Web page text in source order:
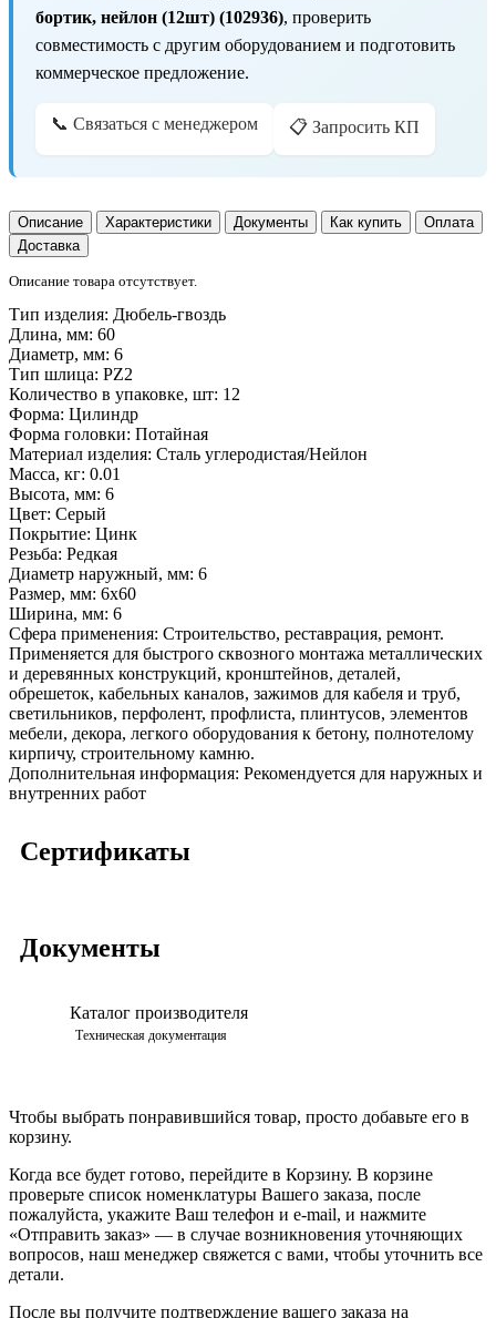
бортик, нейлон (12шт) (102936), проверить
совместимость с другим оборудованием и подготовить
коммерческое предложение.
📞 Связаться с менеджером 📋 Запросить КП
Описание Характеристики Документы Как купить
Оплата
Доставка
Описание товара отсутствует.
Тип изделия: Дюбель-гвоздь
Длина, мм: 60
Диаметр, мм: 6
Тип шлица: PZ2
Количество в упаковке, шт: 12
Форма: Цилиндр
Форма головки: Потайная
Материал изделия: Сталь углеродистая/Нейлон
Масса, кг: 0.01
Высота, мм: 6
Цвет: Серый
Покрытие: Цинк
Резьба: Редкая
Диаметр наружный, мм: 6
Размер, мм: 6x60
Ширина, мм: 6
Сфера применения: Строительство, реставрация, ремонт.
Применяется для быстрого сквозного монтажа металлических
и деревянных конструкций, кронштейнов, деталей,
обрешеток, кабельных каналов, зажимов для кабеля и труб,
светильников, перфолент, профлиста, плинтусов, элементов
мебели, декора, легкого оборудования к бетону, полнотелому
кирпичу, строительному камню.
Дополнительная информация: Рекомендуется для наружных и
внутренних работ
Сертификаты
Документы
Каталог производителя
Техническая документация
Чтобы выбрать понравившийся товар, просто добавьте его в
корзину.
Когда все будет готово, перейдите в Корзину. В корзине
проверьте список номенклатуры Вашего заказа, после
пожалуйста, укажите Ваш телефон и e-mail, и нажмите
«Отправить заказ» — в случае возникновения уточняющих
вопросов, наш менеджер свяжется с вами, чтобы уточнить все
детали.
После вы получите подтверждение вашего заказа на